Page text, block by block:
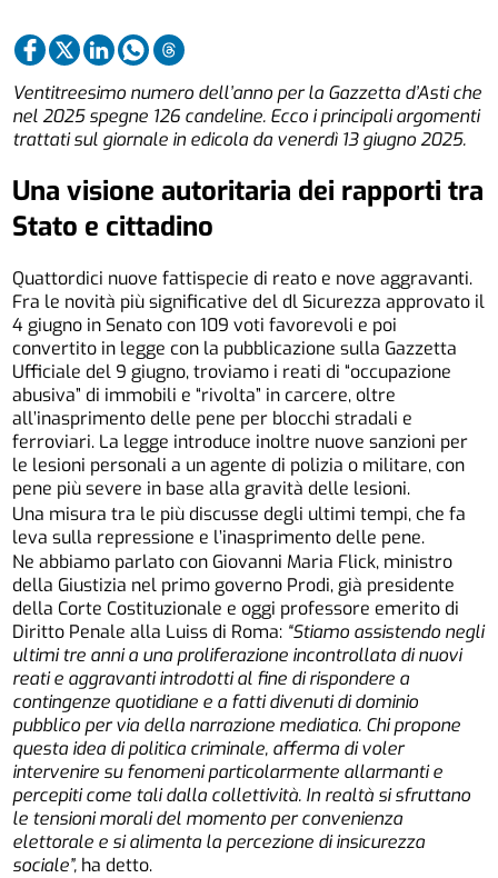
Ventitreesimo numero dell’anno per la Gazzetta d’Asti che
nel 2025 spegne 126 candeline. Ecco i principali argomenti
trattati sul giornale in edicola da venerdì 13 giugno 2025.
Una visione autoritaria dei rapporti tra
Stato e cittadino
Quattordici nuove fattispecie di reato e nove aggravanti.
Fra le novità più significative del dl Sicurezza approvato il
4 giugno in Senato con 109 voti favorevoli e poi
convertito in legge con la pubblicazione sulla Gazzetta
Ufficiale del 9 giugno, troviamo i reati di “occupazione
abusiva” di immobili e “rivolta” in carcere, oltre
all’inasprimento delle pene per blocchi stradali e
ferroviari. La legge introduce inoltre nuove sanzioni per
le lesioni personali a un agente di polizia o militare, con
pene più severe in base alla gravità delle lesioni.
Una misura tra le più discusse degli ultimi tempi, che fa
leva sulla repressione e l’inasprimento delle pene.
Ne abbiamo parlato con Giovanni Maria Flick, ministro
della Giustizia nel primo governo Prodi, già presidente
della Corte Costituzionale e oggi professore emerito di
Diritto Penale alla Luiss di Roma: “Stiamo assistendo negli
ultimi tre anni a una proliferazione incontrollata di nuovi
reati e aggravanti introdotti al fine di rispondere a
contingenze quotidiane e a fatti divenuti di dominio
pubblico per via della narrazione mediatica. Chi propone
questa idea di politica criminale, afferma di voler
intervenire su fenomeni particolarmente allarmanti e
percepiti come tali dalla collettività. In realtà si sfruttano
le tensioni morali del momento per convenienza
elettorale e si alimenta la percezione di insicurezza
sociale”, ha detto.